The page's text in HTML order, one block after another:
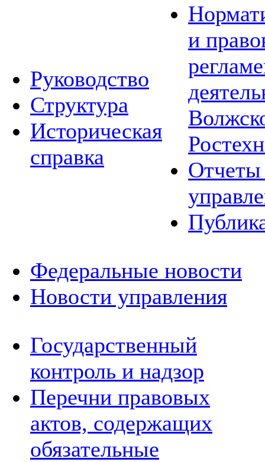
Руководство
Структура
Историческая
справка
и
Отчеты
Федеральные новости
Новости управления
Государственный
контроль и надзор
Перечни правовых
актов, содержащих
обязательные